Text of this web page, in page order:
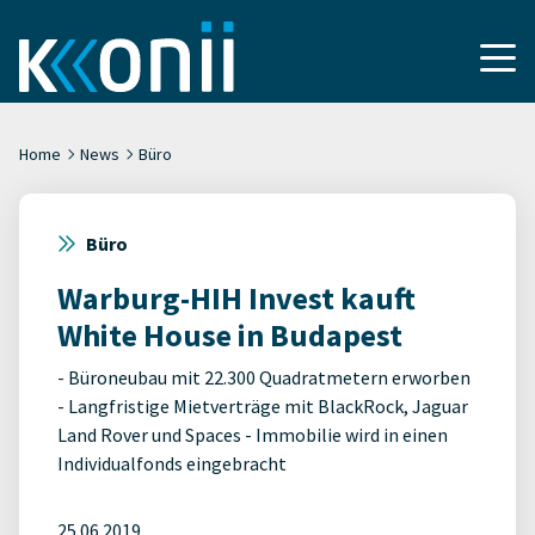
Home News Büro
Büro
Warburg-HIH Invest kauft
White House in Budapest
- Büroneubau mit 22.300 Quadratmetern erworben
- Langfristige Mietverträge mit BlackRock, Jaguar
Land Rover und Spaces - Immobilie wird in einen
Individualfonds eingebracht
25.06.2019